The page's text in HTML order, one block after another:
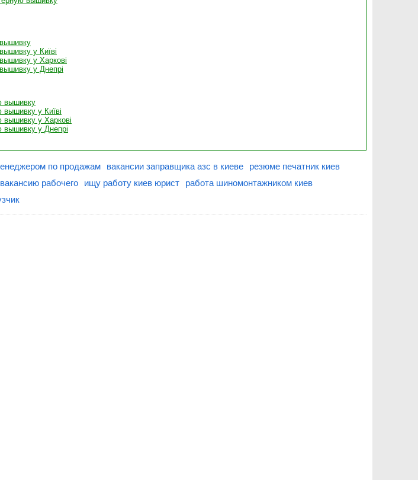
у Київі
у Харкові
у Днепрі
вышивку
у Київі
у Харкові
у Днепрі
по продажам вакансии заправщика азс в киеве
резюме печатник киев
рабочего ищу работу киев юрист
работа шиномонтажником киев